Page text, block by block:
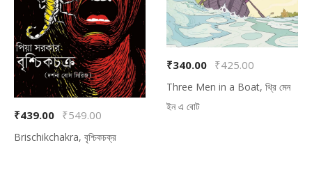
₹439.00 ₹549.00
Brischikchakra, বৃশ্চিকচক্র
₹340.00 ₹425.00
Three Men in a Boat, থ্রি মেন
ইন এ বোট